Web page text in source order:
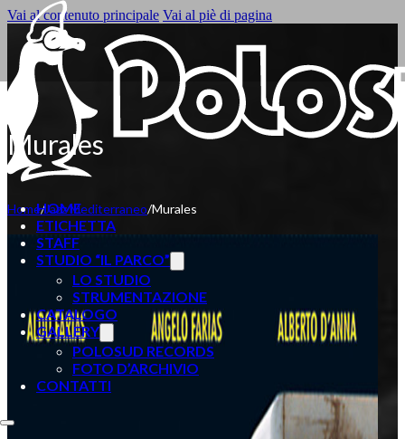
Vai al contenuto principale Vai al piè di pagina
HOME
ETICHETTA
STAFF
STUDIO “IL PARCO”
LO STUDIO
STRUMENTAZIONE
CATALOGO
GALLERY
POLOSUD RECORDS
FOTO D’ARCHIVIO
CONTATTI
Murales
Home/Jazz Mediterraneo/Murales